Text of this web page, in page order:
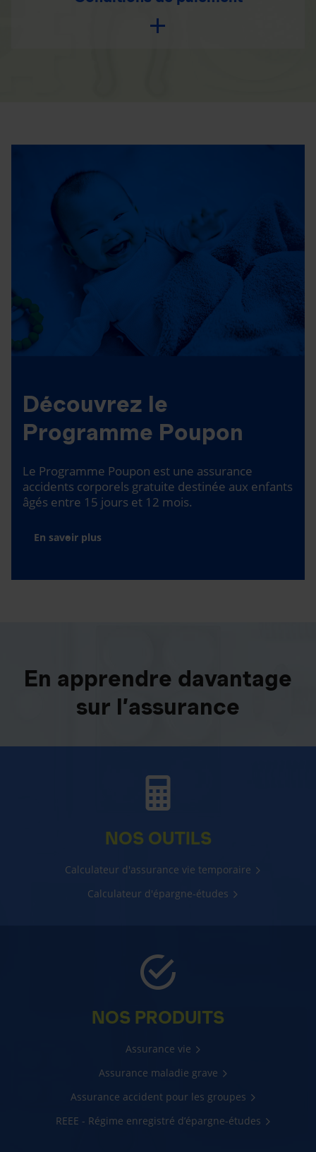
Découvrez le
Programme Poupon
Le Programme Poupon est une assurance
accidents corporels gratuite destinée aux enfants
âgés entre 15 jours et 12 mois.
En savoir plus
En apprendre davantage
sur l’assurance
NOS OUTILS
Calculateur d'assurance vie temporaire
Calculateur d'épargne-études
NOS PRODUITS
Assurance vie
Assurance maladie grave
Assurance accident pour les groupes
REEE - Régime enregistré d’épargne-études